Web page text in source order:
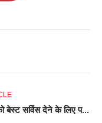
बेस्ट सर्विस देने के लिए प...